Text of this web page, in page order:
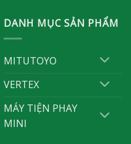
DANH MỤC SẢN PHẨM
MITUTOYO
VERTEX
MÁY TIỆN PHAY
MINI